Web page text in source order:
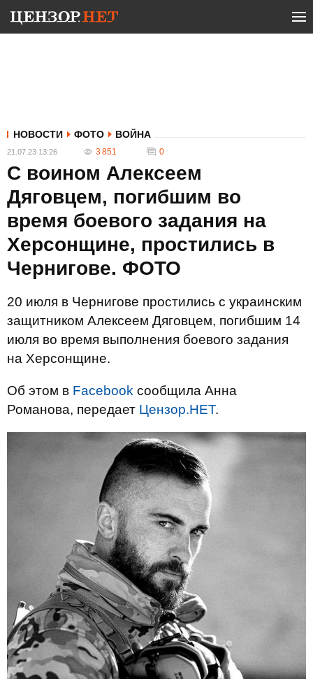
НОВОСТИ ФОТО ВОЙНА
21.07.23 13:26 3 851 0
С воином Алексеем
Дяговцем, погибшим во
время боевого задания на
Херсонщине, простились в
Чернигове. ФОТО
20 июля в Чернигове простились с украинским
защитником Алексеем Дяговцем, погибшим 14
июля во время выполнения боевого задания
на Херсонщине.
Об этом в Facebook сообщила Анна
Романова, передает Цензор.НЕТ.